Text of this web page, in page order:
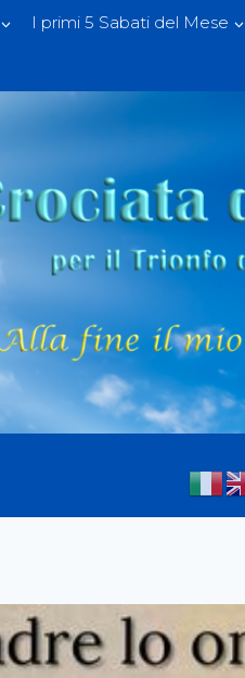
I primi 5 Sabati del Mese